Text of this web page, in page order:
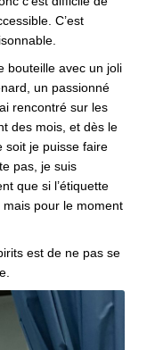
C’est
bouteille avec un joli
un passionné
rencontré sur les
des mois, et dès le
soit je puisse faire
pas, je suis
que si l’étiquette
pour le moment
est de ne pas se